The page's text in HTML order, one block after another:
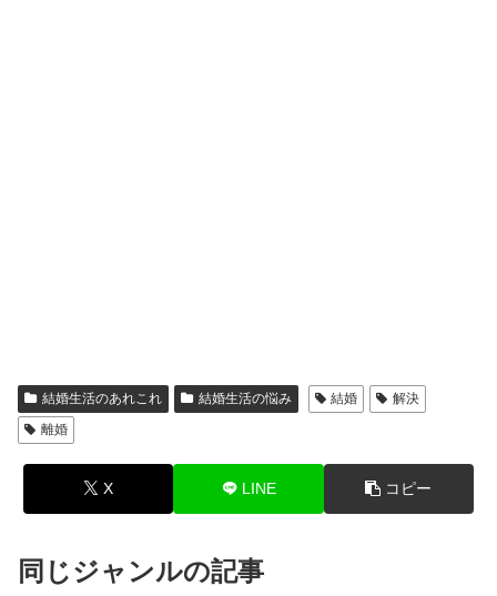
結婚生活のあれこれ 結婚生活の悩み 結婚
解決
離婚
X LINE コピー
同じジャンルの記事